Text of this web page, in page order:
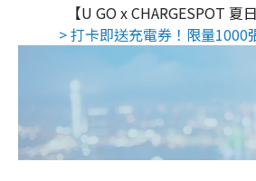
【U GO x CHARGESPOT 夏
> 打卡即送充電券！限量1000